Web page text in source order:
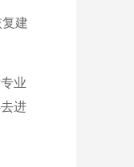
建
业
进